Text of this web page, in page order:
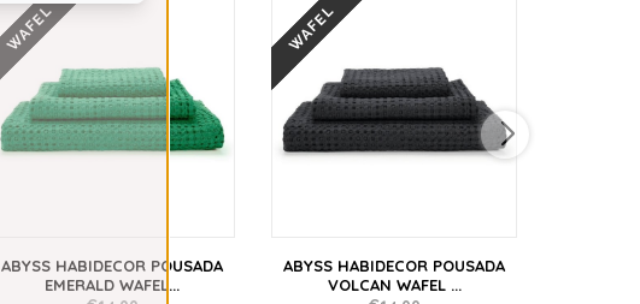
WAFEL
ABYSS HABIDECOR POUSADA
EMERALD WAFEL...
WAFEL
ABYSS HABIDECOR POUSADA
VOLCAN WAFEL ...